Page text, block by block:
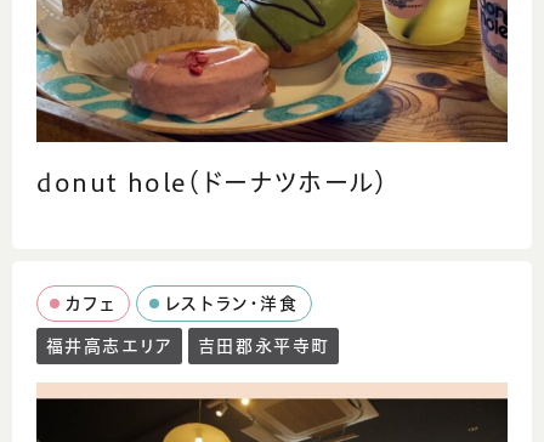
donut hole（ドーナツホール）
カフェ
レストラン・洋食
福井高志エリア
吉田郡永平寺町